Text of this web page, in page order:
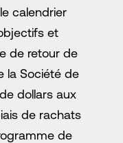
calendrier
et
de retour de
la Société de
dollars aux
de rachats
de